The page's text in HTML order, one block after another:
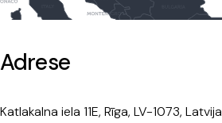
Adrese
Katlakalna iela 11E, Rīga, LV-1073, Latvija